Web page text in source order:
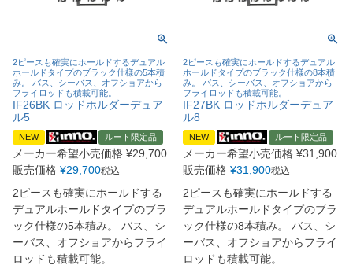
2ピースも確実にホールドするデュアル
ホールドタイプのブラック仕様の5本積
み。 バス、シーバス、オフショアから
フライロッドも積載可能。
IF26BK ロッドホルダーデュア
ル5
NEW ルート限定品
メーカー希望小売価格 ¥29,700
販売価格 ¥29,700税込
2ピースも確実にホールドする
デュアルホールドタイプのブラ
ック仕様の5本積み。 バス、シ
ーバス、オフショアからフライ
ロッドも積載可能。
2ピースも確実にホールドするデュアル
ホールドタイプのブラック仕様の8本積
み。 バス、シーバス、オフショアから
フライロッドも積載可能。
IF27BK ロッドホルダーデュア
ル8
NEW ルート限定品
メーカー希望小売価格 ¥31,900
販売価格 ¥31,900税込
2ピースも確実にホールドする
デュアルホールドタイプのブラ
ック仕様の8本積み。 バス、シ
ーバス、オフショアからフライ
ロッドも積載可能。